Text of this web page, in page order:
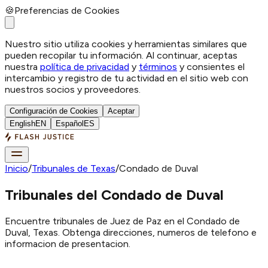
🍪Preferencias de Cookies
Nuestro sitio utiliza cookies y herramientas similares que
pueden recopilar tu información. Al continuar, aceptas
nuestra política de privacidad y términos y consientes el
intercambio y registro de tu actividad en el sitio web con
nuestros socios y proveedores.
Configuración de Cookies
Aceptar
EnglishEN Español ES
Inicio/Tribunales de Texas/Condado de Duval
Tribunales del Condado de Duval
Encuentre tribunales de Juez de Paz en el Condado de
Duval, Texas. Obtenga direcciones, numeros de telefono e
informacion de presentacion.